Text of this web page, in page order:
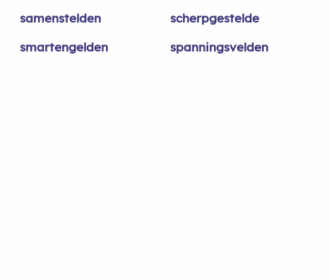
samenstelden
scherpgestelde
smartengelden spanningsvelden